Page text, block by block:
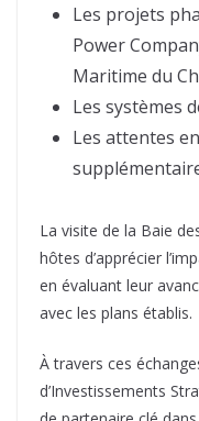
Les projets
Power
Maritime du
Les systèmes
Les attentes
La visite de la Baie
hôtes d’apprécier
en évaluant leur
avec les plans établis.
À travers ces
d’Investissements